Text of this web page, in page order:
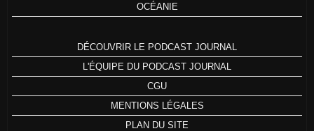
OCÉANIE
DÉCOUVRIR LE PODCAST JOURNAL
L'ÉQUIPE DU PODCAST JOURNAL
CGU
MENTIONS LÉGALES
PLAN DU SITE